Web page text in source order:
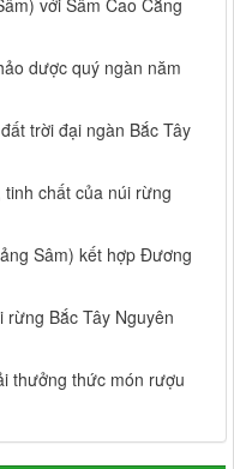
dược quý ngàn năm
trời đại ngàn Bắc Tây
chất của núi rừng
Sâm) kết hợp Đương
rừng Bắc Tây Nguyên
thưởng thức món rượu